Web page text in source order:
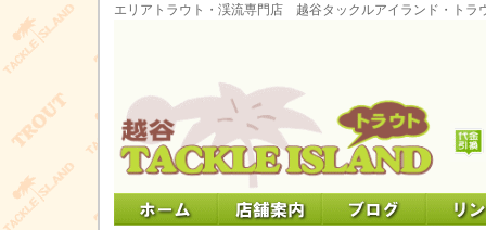
エリアトラウト・渓流専門店 越谷タックルアイランド・トラ